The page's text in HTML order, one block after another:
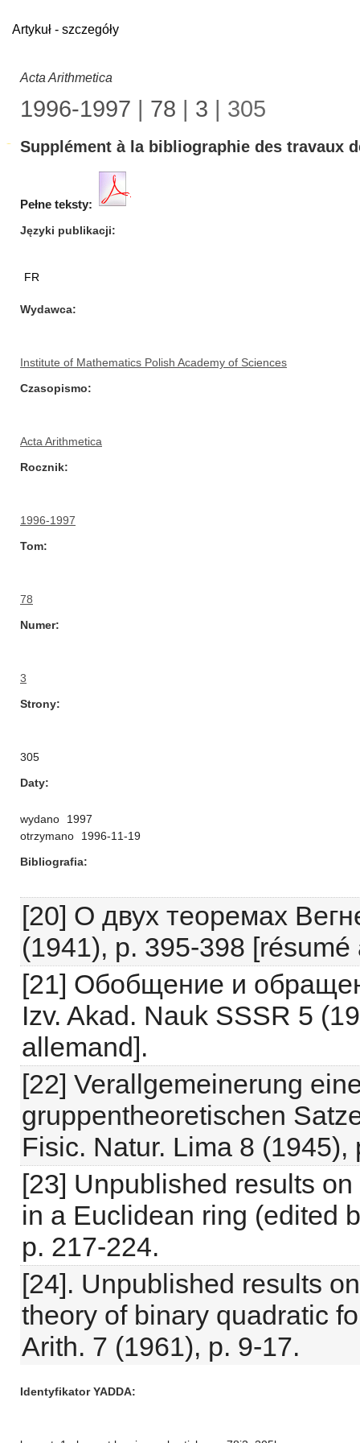
Artykuł - szczegóły
Acta Arithmetica
1996-1997 | 78 | 3 | 305
Supplément à la bibliographie des travaux
Pełne teksty:
Języki publikacji
FR
Wydawca
Institute of Mathematics Polish Academy of Sciences
Czasopismo
Acta Arithmetica
Rocznik
1996-1997
Tom
78
Numer
3
Strony
305
Daty
wydano
1997
otrzymano
1996-11-19
Bibliografia
[20] О двух теоремах
(1941), p. 395-398 [résumé
[21] Обобщение и
Izv. Akad. Nauk SSSR 5
allemand].
[22] Verallgemeinerung
gruppentheoretischen
Fisic. Natur. Lima 8 (1945),
[23] Unpublished results
in a Euclidean ring (edited
p. 217-224.
[24]. Unpublished results
theory of binary quadratic
Arith. 7 (1961), p. 9-17.
Identyfikator YADDA